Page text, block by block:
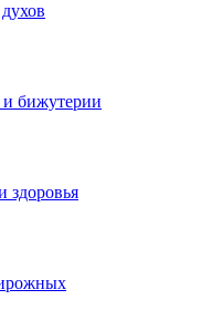
бижутерии
здоровья